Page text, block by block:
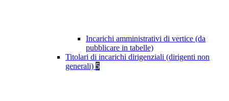
Incarichi amministrativi di vertice (da
pubblicare in tabelle)
Titolari di incarichi dirigenziali (dirigenti non
generali) 5